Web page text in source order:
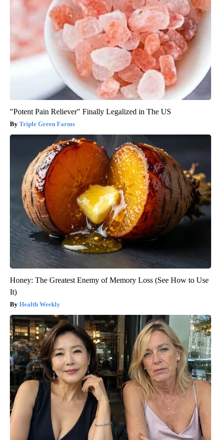
"Potent Pain Reliever" Finally Legalized in The US
Triple Green Farms
Honey: The Greatest Enemy of Memory Loss (See How to Use
It)
Health Weekly